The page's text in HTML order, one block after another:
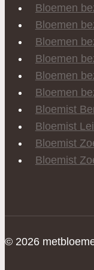
Bloemen
Bloemen
Bloemen
Bloemen
Bloemen
Bloemen
Bloemist
Bloemist
Bloemist
Bloemist
© 2026